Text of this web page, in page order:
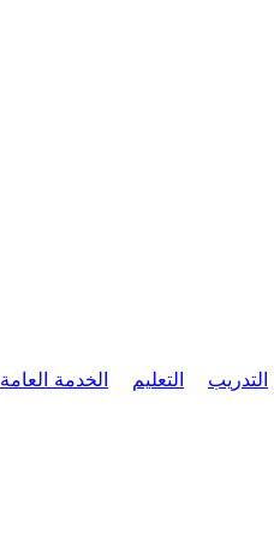
التدريب التعليم الخدمة العامة